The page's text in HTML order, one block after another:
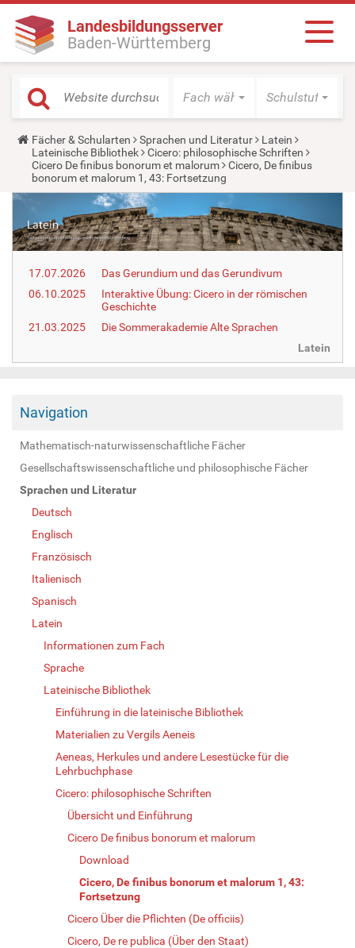
Landesbildungsserver
Baden-Württemberg
Fach wählen Schulstufe
Y
o
u
a
r
e
r
e
Fächer & Schularten Sprachen und Literatur
Latein
Lateinische Bibliothek
Cicero: philosophische Schriften
Cicero De finibus bonorum et malorum
Cicero, De finibus
bonorum et malorum 1, 43: Fortsetzung
17.07.2026
Das Gerundium und das Gerundivum
06.10.2025
Interaktive Übung: Cicero in der römischen
Geschichte
21.03.2025
Die Sommerakademie Alte Sprachen
Latein
Navigation
Mathematisch-naturwissenschaftliche Fächer
Gesellschaftswissenschaftliche und philosophische Fächer
Sprachen und Literatur
Deutsch
Englisch
Französisch
Italienisch
Spanisch
Latein
Informationen zum Fach
Sprache
Lateinische Bibliothek
Einführung in die lateinische Bibliothek
Materialien zu Vergils Aeneis
Aeneas, Herkules und andere Lesestücke für die
Lehrbuchphase
Cicero: philosophische Schriften
Übersicht und Einführung
Cicero De finibus bonorum et malorum
Download
Cicero, De finibus bonorum et malorum 1, 43:
Fortsetzung
Cicero Über die Pflichten (De officiis)
Cicero, De re publica (Über den Staat)